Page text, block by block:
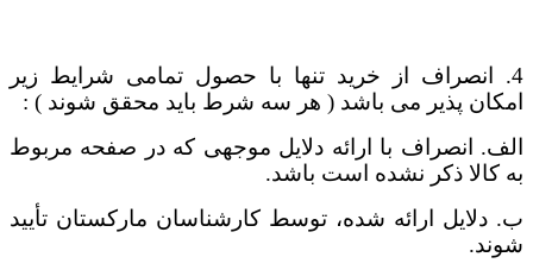
4. انصراف از خرید تنها با حصول تمامی شرایط زیر
امکان پذیر می باشد ( هر سه شرط باید محقق شوند ) :
الف. انصراف با ارائه دلایل موجهی که در صفحه مربوط
به کالا ذکر نشده است باشد.
ب. دلایل ارائه شده، توسط کارشناسان مارکستان تأیید
شوند.